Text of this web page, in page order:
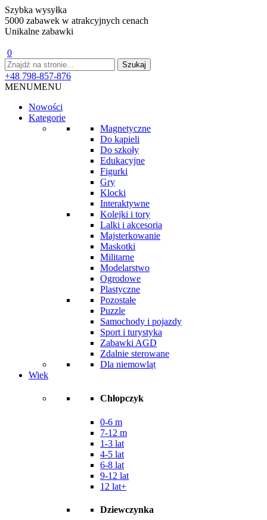
Szybka wysyłka
5000 zabawek w atrakcyjnych cenach
Unikalne zabawki
0
+48 798-857-876
MENUMENU
Nowości
Kategorie
Magnetyczne
Do kąpieli
Do szkoły
Edukacyjne
Figurki
Gry
Klocki
Interaktywne
Kolejki i tory
Lalki i akcesoria
Majsterkowanie
Maskotki
Militarne
Modelarstwo
Ogrodowe
Plastyczne
Pozostałe
Puzzle
Samochody i pojazdy
Sport i turystyka
Zabawki AGD
Zdalnie sterowane
Dla niemowląt
Wiek
Chłopczyk
0-6 m
7-12 m
1-3 lat
4-5 lat
6-8 lat
9-12 lat
12 lat+
Dziewczynka